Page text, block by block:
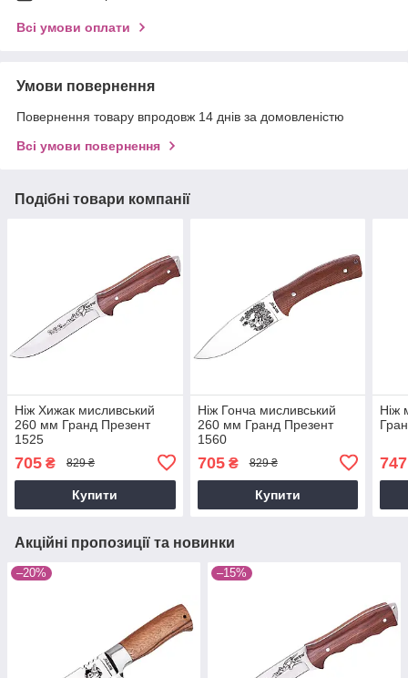
Всі умови оплати
Умови повернення
Повернення товару впродовж 14 днів за домовленістю
Всі умови повернення
Подібні товари компанії
Ніж Хижак мисливський
260 мм Гранд Презент
1525
705 ₴ 829 ₴
Купити
Ніж Гонча мисливський
260 мм Гранд Презент
1560
705₴ 829 ₴
Купити
Ніж
747
Акційні пропозиції та новинки
–20% –15%